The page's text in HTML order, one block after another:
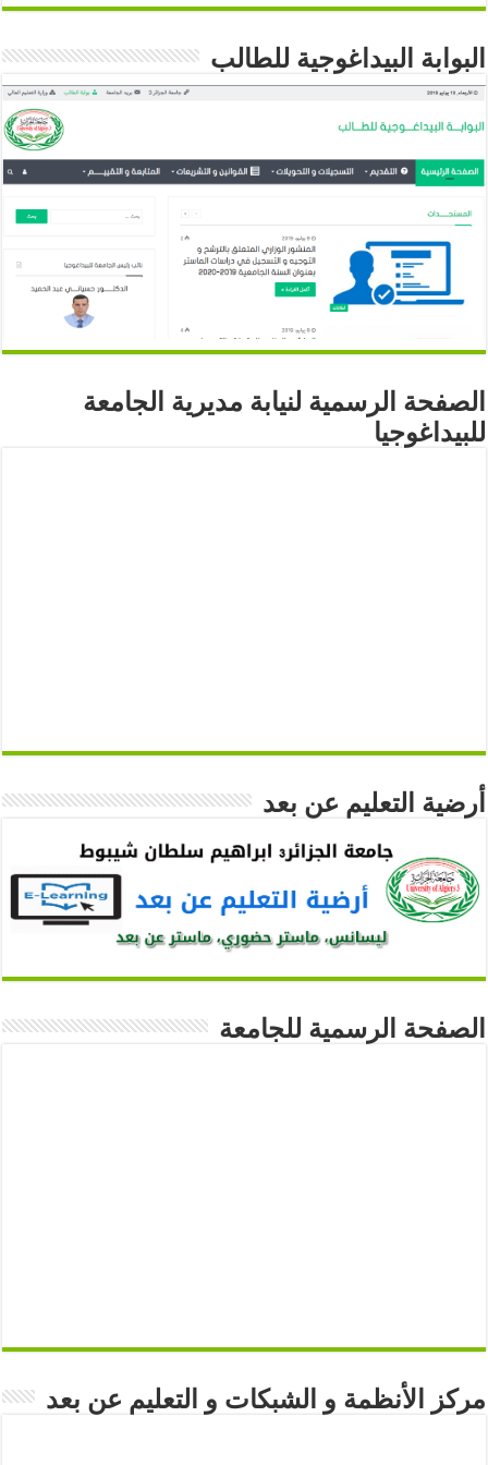
البوابة البيداغوجية للطالب
الصفحة الرسمية لنيابة مديرية الجامعة
للبيداغوجيا
أرضية التعليم عن بعد
الصفحة الرسمية للجامعة
مركز الأنظمة و الشبكات و التعليم عن بعد